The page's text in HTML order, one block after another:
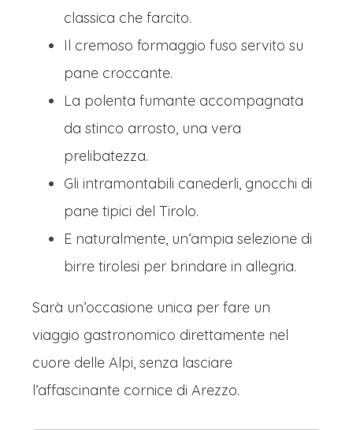
classica che farcito.
Il cremoso formaggio fuso servito su
pane croccante.
La polenta fumante accompagnata
da stinco arrosto, una vera
prelibatezza.
Gli intramontabili canederli, gnocchi di
pane tipici del Tirolo.
E naturalmente, un’ampia selezione di
birre tirolesi per brindare in allegria.
Sarà un’occasione unica per fare un
viaggio gastronomico direttamente nel
cuore delle Alpi, senza lasciare
l’affascinante cornice di Arezzo.